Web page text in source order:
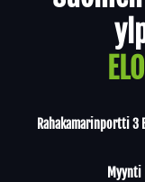
Rahakamarinportti 3
Myynti